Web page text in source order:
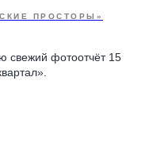
ПРОСТОРЫ»
свежий фотоотчёт 15